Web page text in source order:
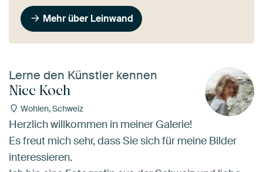
Mehr über Leinwand
Lerne den Künstler kennen
Nicc Koch
Wohlen, Schweiz
Herzlich willkommen in meiner Galerie!
Es freut mich sehr, dass Sie sich für meine Bilder
interessieren.